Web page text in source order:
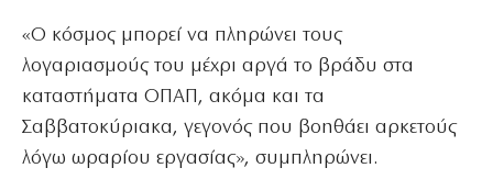
«Ο κόσμος μπορεί να πληρώνει τους
λογαριασμούς του μέχρι αργά το βράδυ στα
καταστήματα ΟΠΑΠ, ακόμα και τα
Σαββατοκύριακα, γεγονός που βοηθάει αρκετούς
λόγω ωραρίου εργασίας», συμπληρώνει.